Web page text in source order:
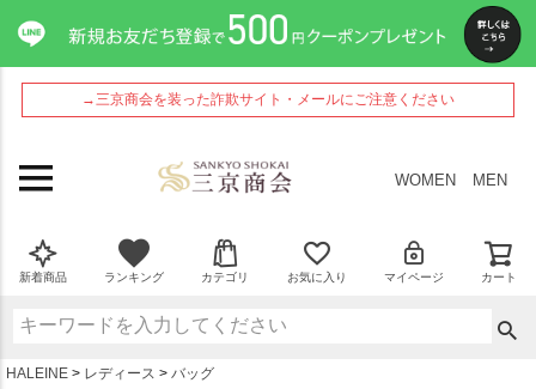
→三京商会を装った詐欺サイト・メールにご注意ください
WOMEN MEN
新着商品 ランキング カテゴリ お気に入り マイページ カート
HALEINE レディース バッグ
ペー
ジト
ップ
へ